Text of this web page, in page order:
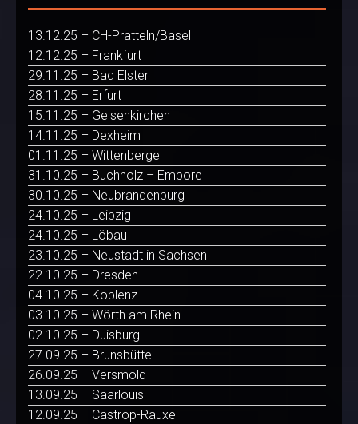
13.12.25 – CH-Pratteln/Basel
12.12.25 – Frankfurt
29.11.25 – Bad Elster
28.11.25 – Erfurt
15.11.25 – Gelsenkirchen
14.11.25 – Dexheim
01.11.25 – Wittenberge
31.10.25 – Buchholz – Empore
30.10.25 – Neubrandenburg
24.10.25 – Leipzig
24.10.25 – Löbau
23.10.25 – Neustadt in Sachsen
22.10.25 – Dresden
04.10.25 – Koblenz
03.10.25 – Wörth am Rhein
02.10.25 – Duisburg
27.09.25 – Brunsbüttel
26.09.25 – Versmold
13.09.25 – Saarlouis
12.09.25 – Castrop-Rauxel